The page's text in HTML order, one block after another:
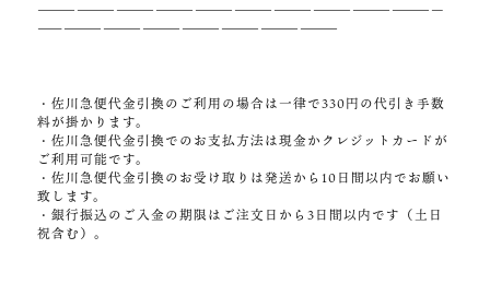
―――――――――――――――――――――――――――――――
―――――――――――――――――――――――
・佐川急便代金引換のご利用の場合は一律で330円の代引き手数
料が掛かります。
・佐川急便代金引換でのお支払方法は現金かクレジットカードが
ご利用可能です。
・佐川急便代金引換のお受け取りは発送から10日間以内でお願い
致します。
・銀行振込のご入金の期限はご注文日から3日間以内です（土日
祝含む）。